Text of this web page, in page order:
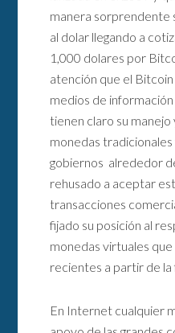
manera sorprendente
al dolar llegando a
1,000 dolares por
atención que el
medios de
tienen claro su
monedas tradicionales
gobiernos alrededor
rehusado a aceptar
transacciones
fijado su posición al
monedas virtuales
recientes a partir de la
En Internet cualquier